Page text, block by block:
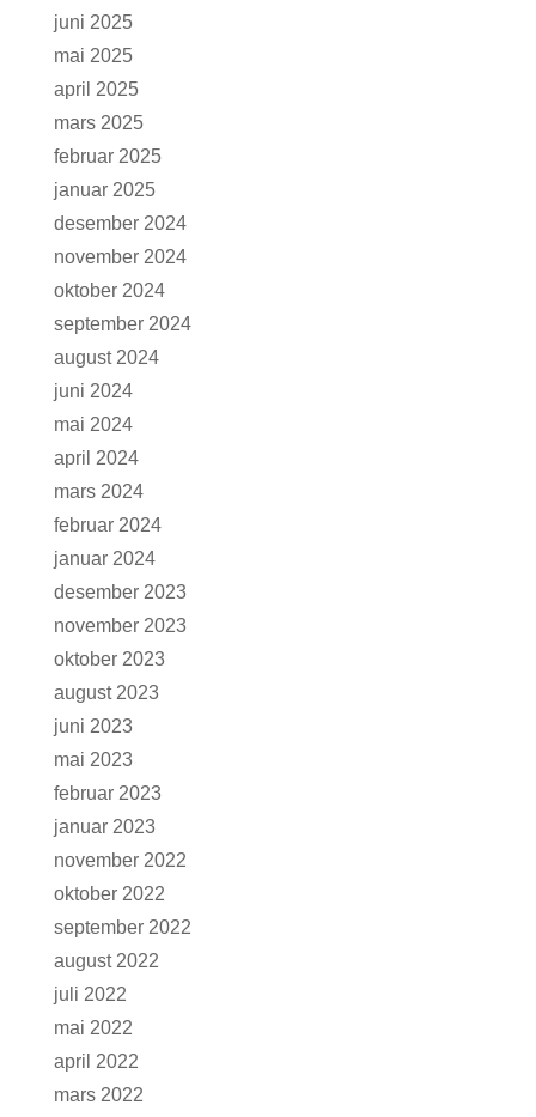
juni 2025
mai 2025
april 2025
mars 2025
februar 2025
januar 2025
desember 2024
november 2024
oktober 2024
september 2024
august 2024
juni 2024
mai 2024
april 2024
mars 2024
februar 2024
januar 2024
desember 2023
november 2023
oktober 2023
august 2023
juni 2023
mai 2023
februar 2023
januar 2023
november 2022
oktober 2022
september 2022
august 2022
juli 2022
mai 2022
april 2022
mars 2022